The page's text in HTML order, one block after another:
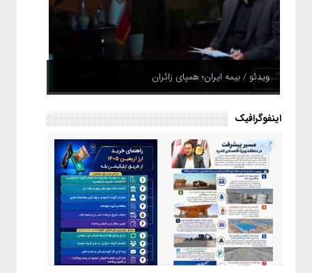
ویدئو / بیمه ایران؛ همپای زائران
اینفوگرافیک